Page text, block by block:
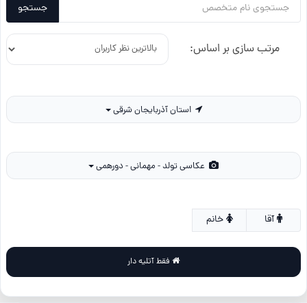
جستجو
مرتب سازی بر اساس:
استان آذربایجان شرقی
خانم